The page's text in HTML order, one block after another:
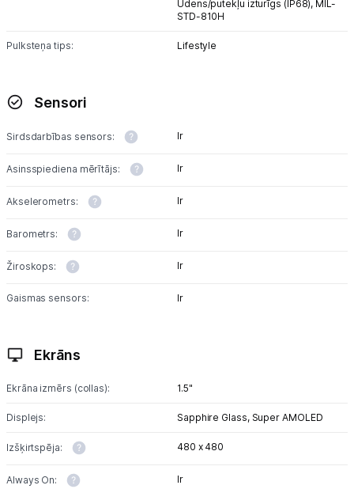
Piegāde un apmaksa
Tehnikas izvešana
Uzņēmumiem
Tet pakalpojumi
Kontakti
Informācija
Ūdens/putekļu izturīgs (IP68), MIL-
STD-810H
Pulksteņa tips: Lifestyle
Sensori
Sirdsdarbības sensors: Ir
Asinsspiediena mērītājs: Ir
Akselerometrs: Ir
Barometrs: Ir
Žiroskops: Ir
Gaismas sensors: Ir
Ekrāns
Ekrāna izmērs (collas): 1.5"
Displejs: Sapphire Glass, Super AMOLED
Izšķirtspēja: 480 x 480
Always On: Ir